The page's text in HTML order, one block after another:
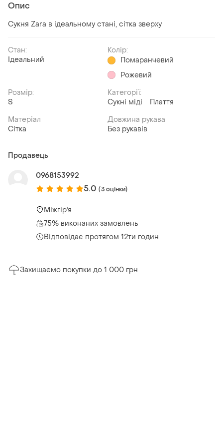
Опис
Сукня Zara в ідеальному стані, сітка зверху
Стан:
Ідеальний
Колір:
Помаранчевий
Рожевий
Розмір:
S
Категорії:
Сукні міді
Плаття
Матеріал
Сітка
Довжина рукава
Без рукавів
Продавець
0968153992
5.0 (3 оцінки)
Міжгір'я
75% виконаних замовлень
Відповідає протягом 12ти годин
Захищаємо покупки до 1 000 грн